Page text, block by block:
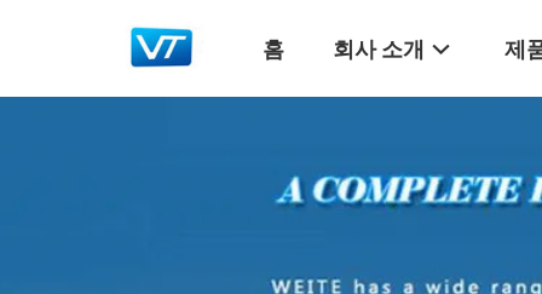
홈 회사 소개 제